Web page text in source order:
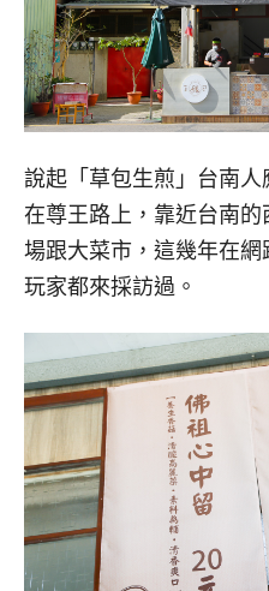
說起「草包生煎」台南
在尊王路上，靠近台南
場跟大菜市，這幾年在
玩家都來採訪過。